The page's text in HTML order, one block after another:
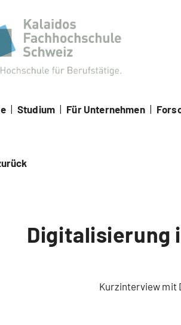
| Studium | Für Unternehmen |
Digitalisierung
Kurzinterview mit